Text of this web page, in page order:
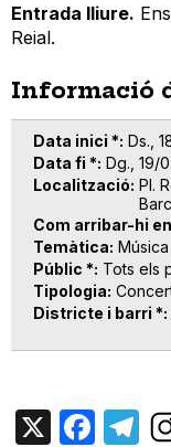
Entrada lliure.
Reial.
Informació
Data inici * Ds.,
Data fi * Dg., 19/
Localització Pl.
Com arribar-hi
Temàtica Música
Públic * Tots els
Tipologia
Districte i barri *
X